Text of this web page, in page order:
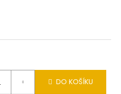
DO KOŠÍKU